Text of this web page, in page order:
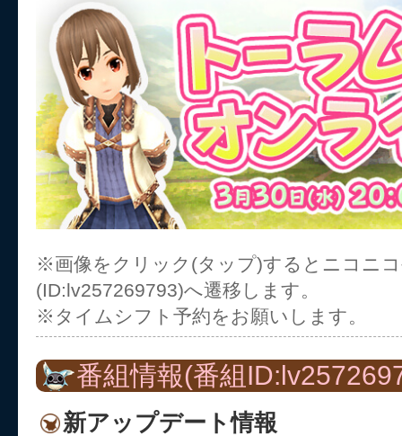
※画像をクリック(タップ)するとニコニ
(ID:lv257269793)へ遷移します。
※タイムシフト予約をお願いします。
番組情報(番組
新アップデート情報